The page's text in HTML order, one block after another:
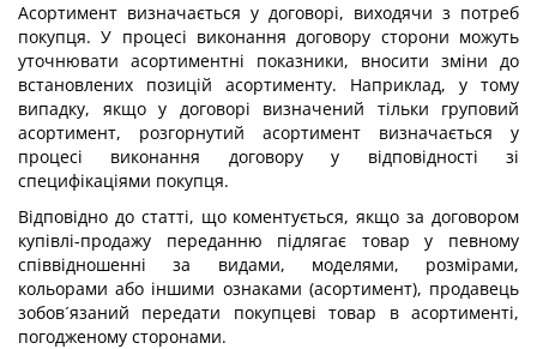
Асортимент визначається у договорі, виходячи з потреб
покупця. У процесі виконання договору сторони можуть
уточнювати асортиментні показники, вносити зміни до
встановлених позицій асортименту. Наприклад, у тому
випадку, якщо у договорі визначений тільки груповий
асортимент, розгорнутий асортимент визначається у
процесі виконання договору у відповідності зі
специфікаціями покупця.
Відповідно до статті, що коментується, якщо за договором
купівлі-продажу переданню підлягає товар у певному
співвідношенні за видами, моделями, розмірами,
кольорами або іншими ознаками (асортимент), продавець
зобов´язаний передати покупцеві товар в асортименті,
погодженому сторонами.